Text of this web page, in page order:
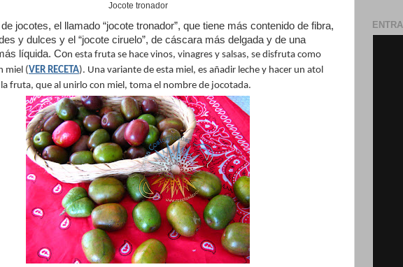
Jocote tronador
jocotes, el llamado “jocote tronador”, que tiene más contenido de fibra,
y dulces y el “jocote ciruelo”, de cáscara más delgada y de una
líquida. Con esta fruta se hace vinos, vinagres y salsas, se disfruta como
miel (VER RECETA). Una variante de esta miel, es añadir leche y hacer un atol
fruta, que al unirlo con miel, toma el nombre de jocotada.